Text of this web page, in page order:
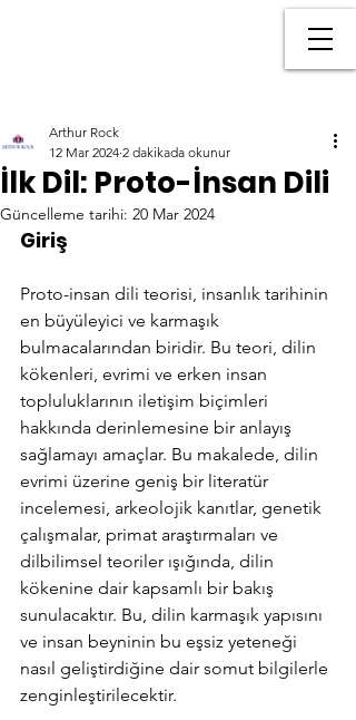
İlk Dil: Proto-İnsan Dili
Arthur Rock
12 Mar 2024 2 dakikada okunur
Güncelleme tarihi: 20 Mar 2024
Giriş
Proto-insan dili teorisi, insanlık tarihinin
en büyüleyici ve karmaşık
bulmacalarından biridir. Bu teori, dilin
kökenleri, evrimi ve erken insan
topluluklarının iletişim biçimleri
hakkında derinlemesine bir anlayış
sağlamayı amaçlar. Bu makalede, dilin
evrimi üzerine geniş bir literatür
incelemesi, arkeolojik kanıtlar, genetik
çalışmalar, primat araştırmaları ve
dilbilimsel teoriler ışığında, dilin
kökenine dair kapsamlı bir bakış
sunulacaktır. Bu, dilin karmaşık yapısını
ve insan beyninin bu eşsiz yeteneği
nasıl geliştirdiğine dair somut bilgilerle
zenginleştirilecektir.